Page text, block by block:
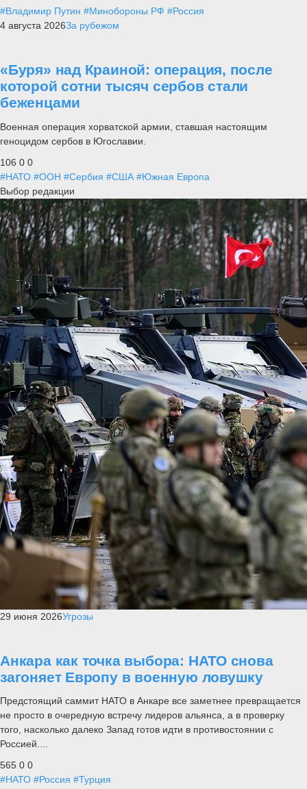
#Владимир Путин #Минобороны РФ #Россия
4 августа 2026За рубежом
«Буря» над Краиной: операция, после
которой сотни тысяч сербов стали
беженцами
Военная операция хорватской армии, ставшая настоящим
геноцидом сербов в Югославии.
106 0 0
#НАТО #ООН #Сербия #США #Южная Европа
Выбор редакции
29 июня 2026Угрозы
Анкара как точка выбора: НАТО снова
загоняет Европу в военную ловушку
Предстоящий саммит НАТО в Анкаре все заметнее превращается
не просто в очередную встречу лидеров альянса, а в проверку
того, насколько далеко Запад готов идти в противостоянии с
Россией....
565 0 0
#НАТО #Россия #Турция